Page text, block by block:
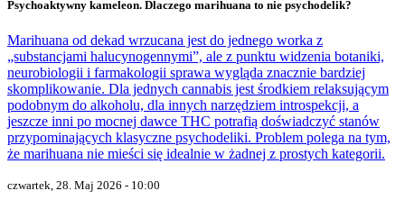
Psychoaktywny kameleon. Dlaczego marihuana to nie psychodelik?
Marihuana od dekad wrzucana jest do jednego worka z
„substancjami halucynogennymi”, ale z punktu widzenia botaniki,
neurobiologii i farmakologii sprawa wygląda znacznie bardziej
skomplikowanie. Dla jednych cannabis jest środkiem relaksującym
podobnym do alkoholu, dla innych narzędziem introspekcji, a
jeszcze inni po mocnej dawce THC potrafią doświadczyć stanów
przypominających klasyczne psychodeliki. Problem polega na tym,
że marihuana nie mieści się idealnie w żadnej z prostych kategorii.
czwartek, 28. Maj 2026 - 10:00